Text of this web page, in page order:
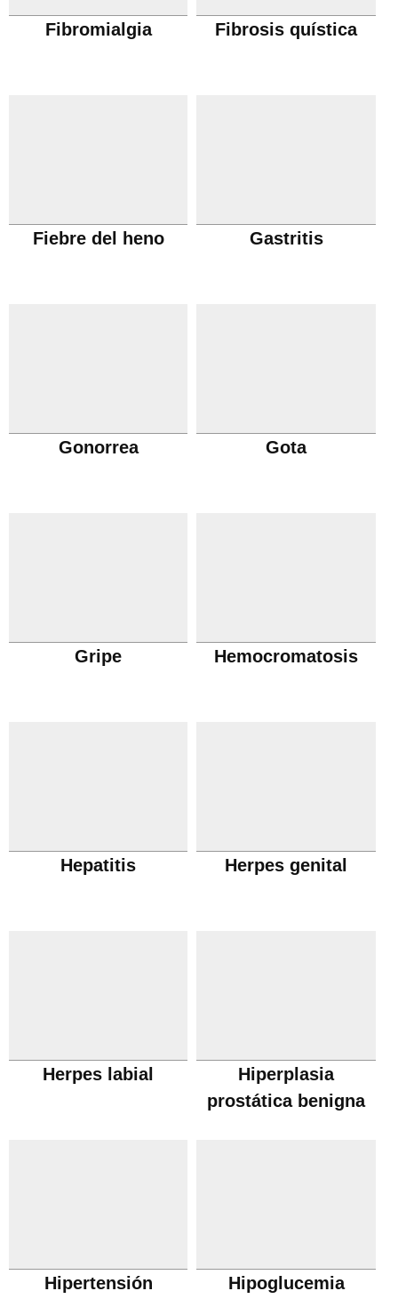
Fibromialgia Fibrosis quística
Fiebre del heno Gastritis
Gonorrea Gota
Gripe Hemocromatosis
Hepatitis Herpes genital
Herpes labial
Hiperplasia
prostática benigna
Hipertensión Hipoglucemia